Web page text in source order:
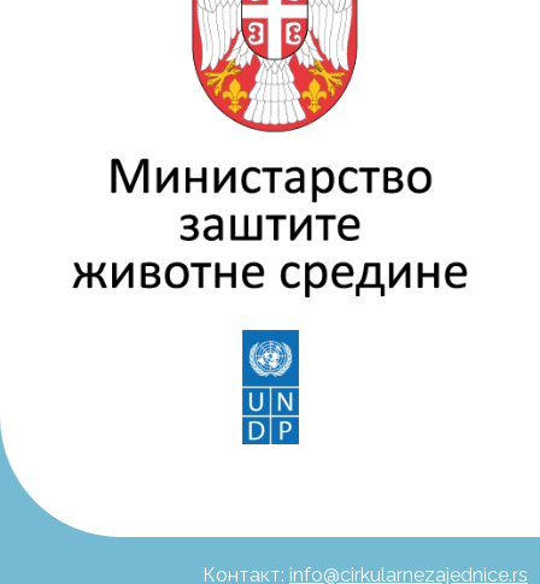
Контакт: info@cirkularnezajednice.rs